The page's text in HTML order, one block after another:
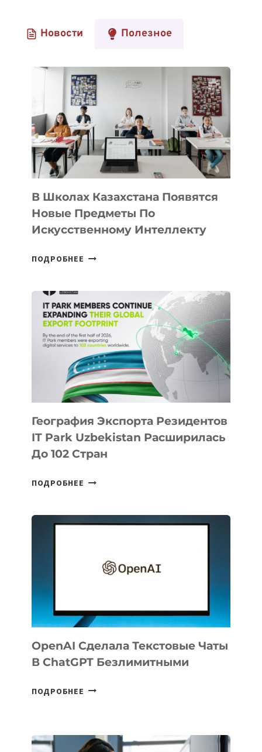
Новости Полезное
В Школах Казахстана Появятся
Новые Предметы По
Искусственному Интеллекту
ПОДРОБНЕЕ
НОВЫЕ
ПРЕДМЕТЫ
ПО
ИСКУССТВЕННОМУ
ИНТЕЛЛЕКТУ
География Экспорта Резидентов
IT Park Uzbekistan Расширилась
До 102 Стран
ПОДРОБНЕЕ ГЕОГРАФИЯ
IT
РАСШИРИЛАСЬ
СТРАН
OpenAI Сделала Текстовые Чаты
В ChatGPT Безлимитными
ПОДРОБНЕЕ OPENAI
В